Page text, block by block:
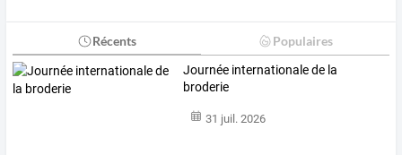
Récents Populaires
Journée internationale de la
broderie
31 juil. 2026